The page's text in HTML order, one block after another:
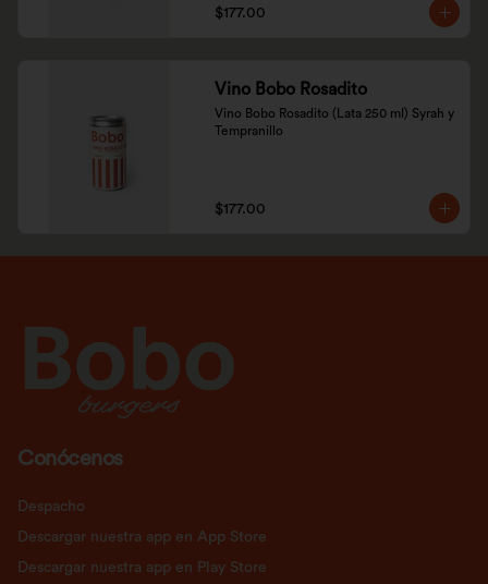
$177.00
Vino Bobo Rosadito
Vino Bobo Rosadito (Lata 250 ml) Syrah y
Tempranillo
$177.00
Conócenos
Despacho
Descargar nuestra app en App Store
Descargar nuestra app en Play Store